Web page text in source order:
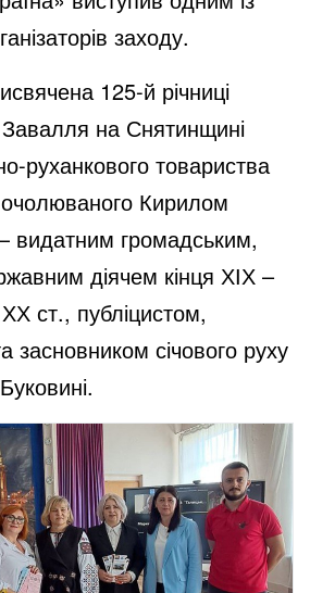
заходу.
125-й річниці
на Снятинщині
руханкового товариства
Кирилом
видатним громадським,
діячем кінця ХІХ –
ст., публіцистом,
засновником січового руху